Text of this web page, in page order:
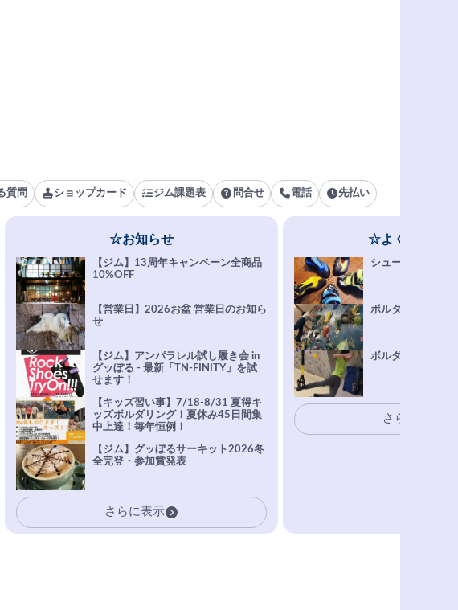
質問 ショップカード ジム課題表 問合せ 電話 先払い
☆お知らせ
【ジム】13周年キャンペーン全商品
10%OFF
【営業日】2026お盆 営業日のお知ら
せ
【ジム】アンパラレル試し履き会 in
グッぼる - 最新「TN-FINITY」を試
せます！
【キッズ習い事】7/18-8/31 夏得キ
ッズボルダリング！夏休み45日間集
中上達！毎年恒例！
【ジム】グッぼるサーキット2026冬
全完登・参加賞発表
さらに表示
☆よくある質
シューズ選びFAQ
ボルダリング上達
ボルダリングトレ
さらに表示